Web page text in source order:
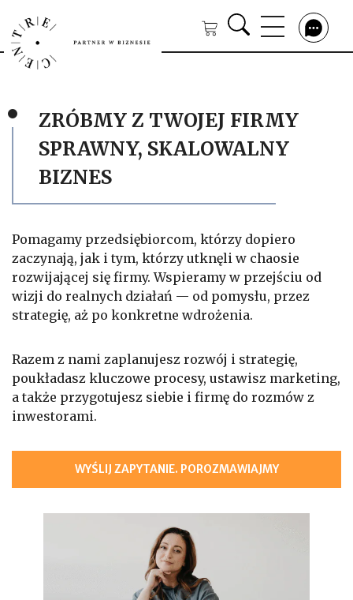
ZRÓBMY Z TWOJEJ FIRMY
SPRAWNY, SKALOWALNY
BIZNES
Pomagamy przedsiębiorcom, którzy dopiero
zaczynają, jak i tym, którzy utknęli w chaosie
rozwijającej się firmy. Wspieramy w przejściu od
wizji do realnych działań — od pomysłu, przez
strategię, aż po konkretne wdrożenia.
Razem z nami zaplanujesz rozwój i strategię,
poukładasz kluczowe procesy, ustawisz marketing,
a także przygotujesz siebie i firmę do rozmów z
inwestorami.
WYŚLIJ ZAPYTANIE. POROZMAWIAJMY